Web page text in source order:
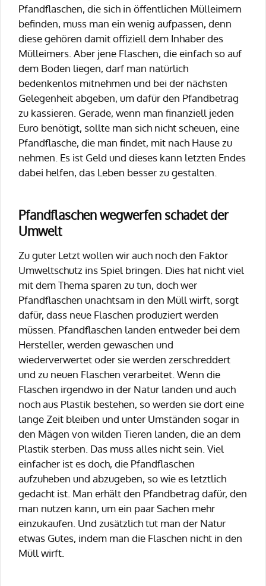
Pfandflaschen, die sich in öffentlichen Mülleimern
befinden, muss man ein wenig aufpassen, denn
diese gehören damit offiziell dem Inhaber des
Mülleimers. Aber jene Flaschen, die einfach so auf
dem Boden liegen, darf man natürlich
bedenkenlos mitnehmen und bei der nächsten
Gelegenheit abgeben, um dafür den Pfandbetrag
zu kassieren. Gerade, wenn man finanziell jeden
Euro benötigt, sollte man sich nicht scheuen, eine
Pfandflasche, die man findet, mit nach Hause zu
nehmen. Es ist Geld und dieses kann letzten Endes
dabei helfen, das Leben besser zu gestalten.
Pfandflaschen wegwerfen schadet der
Umwelt
Zu guter Letzt wollen wir auch noch den Faktor
Umweltschutz ins Spiel bringen. Dies hat nicht viel
mit dem Thema sparen zu tun, doch wer
Pfandflaschen unachtsam in den Müll wirft, sorgt
dafür, dass neue Flaschen produziert werden
müssen. Pfandflaschen landen entweder bei dem
Hersteller, werden gewaschen und
wiederverwertet oder sie werden zerschreddert
und zu neuen Flaschen verarbeitet. Wenn die
Flaschen irgendwo in der Natur landen und auch
noch aus Plastik bestehen, so werden sie dort eine
lange Zeit bleiben und unter Umständen sogar in
den Mägen von wilden Tieren landen, die an dem
Plastik sterben. Das muss alles nicht sein. Viel
einfacher ist es doch, die Pfandflaschen
aufzuheben und abzugeben, so wie es letztlich
gedacht ist. Man erhält den Pfandbetrag dafür, den
man nutzen kann, um ein paar Sachen mehr
einzukaufen. Und zusätzlich tut man der Natur
etwas Gutes, indem man die Flaschen nicht in den
Müll wirft.